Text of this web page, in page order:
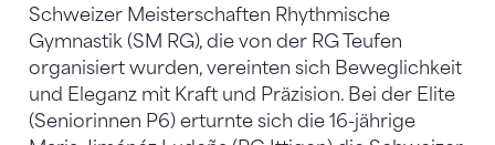
Schweizer Meisterschaften Rhythmische
Gymnastik (SM RG), die von der RG Teufen
organisiert wurden, vereinten sich Beweglichkeit
und Eleganz mit Kraft und Präzision. Bei der Elite
(Seniorinnen P6) erturnte sich die 16-jährige